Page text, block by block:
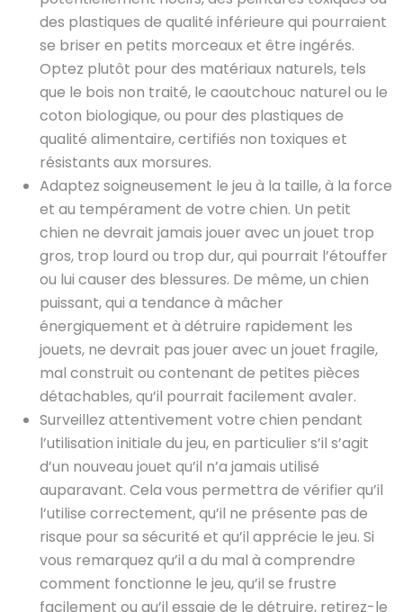
des plastiques de qualité inférieure qui pourraient
se briser en petits morceaux et être ingérés.
Optez plutôt pour des matériaux naturels, tels
que le bois non traité, le caoutchouc naturel ou le
coton biologique, ou pour des plastiques de
qualité alimentaire, certifiés non toxiques et
résistants aux morsures.
Adaptez soigneusement le jeu à la taille, à la force
et au tempérament de votre chien. Un petit
chien ne devrait jamais jouer avec un jouet trop
gros, trop lourd ou trop dur, qui pourrait l’étouffer
ou lui causer des blessures. De même, un chien
puissant, qui a tendance à mâcher
énergiquement et à détruire rapidement les
jouets, ne devrait pas jouer avec un jouet fragile,
mal construit ou contenant de petites pièces
détachables, qu’il pourrait facilement avaler.
Surveillez attentivement votre chien pendant
l’utilisation initiale du jeu, en particulier s’il s’agit
d’un nouveau jouet qu’il n’a jamais utilisé
auparavant. Cela vous permettra de vérifier qu’il
l’utilise correctement, qu’il ne présente pas de
risque pour sa sécurité et qu’il apprécie le jeu. Si
vous remarquez qu’il a du mal à comprendre
comment fonctionne le jeu, qu’il se frustre
facilement ou qu’il essaie de le détruire, retirez-le